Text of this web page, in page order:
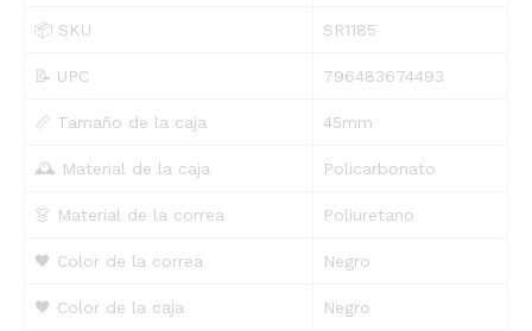
📦 SKU SR1185
📝 UPC 796483674493
📏 Tamaño de la caja 45mm
🕰️ Material de la caja Policarbonato
👗 Material de la correa Poliuretano
🖤 Color de la correa Negro
🖤 Color de la caja Negro